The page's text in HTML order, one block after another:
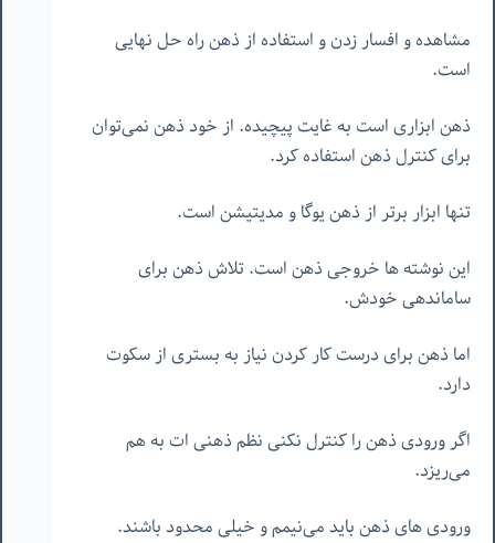
مشاهده و افسار زدن و استفاده از ذهن راه حل نهایی
است.
ذهن ابزاری است به غایت پیچیده. از خود ذهن نمی‌توان
برای کنترل ذهن استفاده کرد.
تنها ابزار برتر از ذهن یوگا و مدیتیشن است.
این نوشته ها خروجی ذهن است. تلاش ذهن برای
ساماندهی خودش.
اما ذهن برای درست کار کردن نیاز به بستری از سکوت
دارد.
اگر ورودی ذهن را کنترل نکنی نظم ذهنی ات به هم
می‌ریزد.
ورودی های ذهن باید می‌نیمم و خیلی محدود باشند.